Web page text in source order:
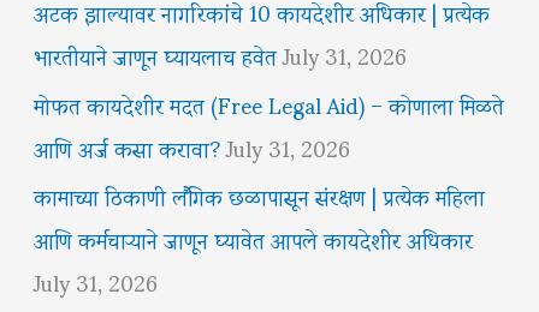
भारतीयाने जाणून घ्यायलाच हवेतJuly 31, 2026
मोफत कायदेशीर मदत (Free Legal Aid) – कोणाला मिळते
आणि अर्ज कसा करावा?July 31, 2026
कामाच्या ठिकाणी लैंगिक छळापासून संरक्षण | प्रत्येक महिला
आणि कर्मचाऱ्याने जाणून घ्यावेत आपले कायदेशीर अधिकार
July 31, 2026